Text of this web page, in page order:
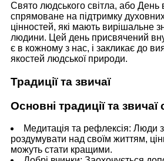
Свято людського світла, або День
спрямоване на підтримку
цінностей, які мають вирішальне
людини. Цей день присвячений
є в кожному з нас, і закликає до
якостей людської природи.
Традиції та звичаї
Основні традиції та
Медитація та рефлексія: Люди
роздумувати над своїм життям,
можуть стати кращими.